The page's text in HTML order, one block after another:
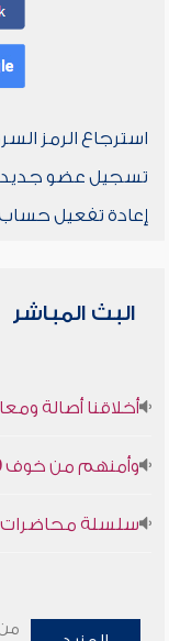
استرجاع الرمز
تسجيل عضو جديد
إعادة تفعيل
البث المباشر
أخلاقنا أصالة
وأمنهم من خوف 9
سلسلة محاضرات